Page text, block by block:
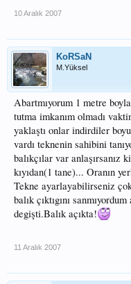
10 Aralık 2007
KoRSaN
M.Yüksel
Abartmıyorum 1 metre
tutma imkanım olmadı
yaklaştı onlar indirdiler
vardı teknenin sahibini
balıkçılar var anlaşırsanız
kıyıdan(1 tane)... Oranın
Tekne ayarlayabilirseniz
balık çıktıgını
degişti.Balık açıkta!
11 Aralık 2007